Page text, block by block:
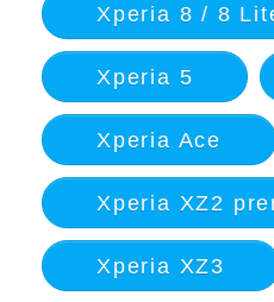
Xperia 8 / 8
Xperia 5
Xperia Ace
Xperia XZ2
Xperia XZ3